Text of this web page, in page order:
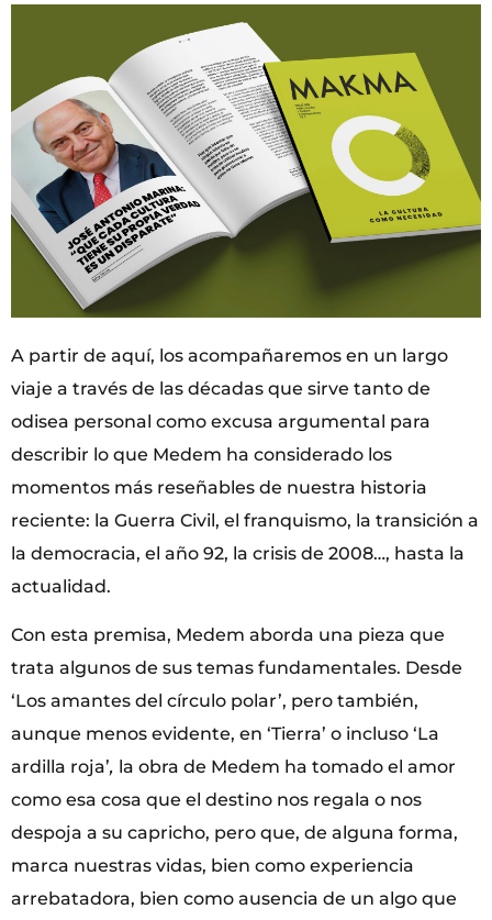
A partir de aquí, los acompañaremos en un largo
viaje a través de las décadas que sirve tanto de
odisea personal como excusa argumental para
describir lo que Medem ha considerado los
momentos más reseñables de nuestra historia
reciente: la Guerra Civil, el franquismo, la transición a
la democracia, el año 92, la crisis de 2008…, hasta la
actualidad.
Con esta premisa, Medem aborda una pieza que
trata algunos de sus temas fundamentales. Desde
‘Los amantes del círculo polar’, pero también,
aunque menos evidente, en ‘Tierra’ o incluso ‘La
ardilla roja’, la obra de Medem ha tomado el amor
como esa cosa que el destino nos regala o nos
despoja a su capricho, pero que, de alguna forma,
marca nuestras vidas, bien como experiencia
arrebatadora, bien como ausencia de un algo que